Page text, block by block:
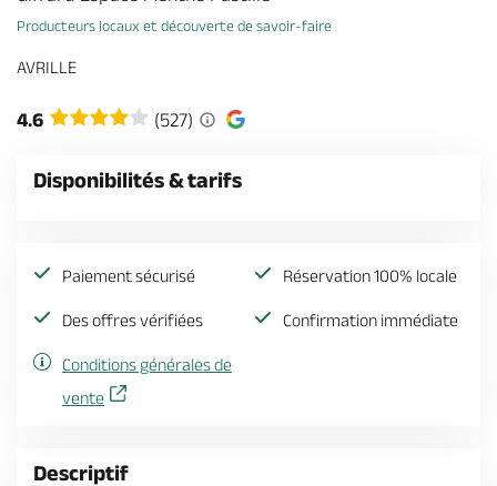
Billetterie en ligne
Producteurs locaux et découverte de savoir-faire
AVRILLE
4.6 (527)
Disponibilités & tarifs
Paiement sécurisé Réservation 100% locale
Des offres vérifiées Confirmation immédiate
Conditions générales de
vente
Descriptif